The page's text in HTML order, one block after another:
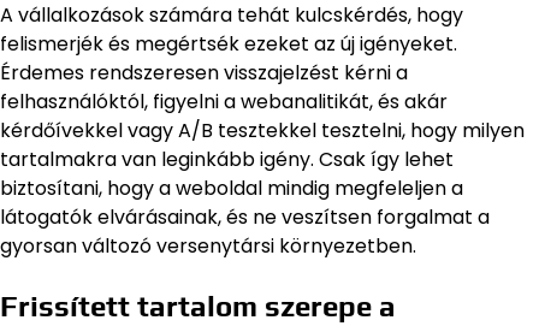
A vállalkozások számára tehát kulcskérdés, hogy
felismerjék és megértsék ezeket az új igényeket.
Érdemes rendszeresen visszajelzést kérni a
felhasználóktól, figyelni a webanalitikát, és akár
kérdőívekkel vagy A/B tesztekkel tesztelni, hogy milyen
tartalmakra van leginkább igény. Csak így lehet
biztosítani, hogy a weboldal mindig megfeleljen a
látogatók elvárásainak, és ne veszítsen forgalmat a
gyorsan változó versenytársi környezetben.
Frissített tartalom szerepe a